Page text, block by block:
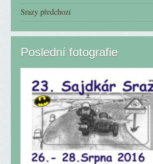
Srazy předchozí
Poslední fotografie